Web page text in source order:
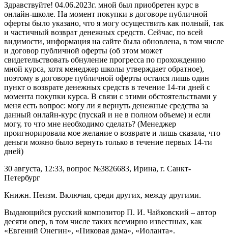
Здравствуйте! 04.06.2023г. мной был приобретен курс в
онлайн-школе. На момент покупки в договоре публичной
оферты было указано, что я могу осуществить как полный, так
и частичный возврат денежных средств. Сейчас, по всей
видимости, информация на сайте была обновлена, в том числе
и договор публичной оферты (об этом может
свидетельствовать обнуление прогресса по прохождению
мной курса, хотя менеджер школы утверждает обратное),
поэтому в договоре публичной оферты остался лишь один
пункт о возврате денежных средств в течение 14-ти дней с
момента покупки курса. В связи с этими обстоятельствами у
меня есть вопрос: могу ли я вернуть денежные средства за
данный онлайн-курс (пускай и не в полном объеме) и если
могу, то что мне необходимо сделать? (Менеджер
проигнорировала мое желание о возврате и лишь сказала, что
деньги можно было вернуть только в течение первых 14-ти
дней)
30 августа, 12:33, вопрос №3826683, Ирина, г. Санкт-
Петербург
Книжн. Неизм. Включая, среди других, между другими.
Выдающийся русский композитор П. И. Чайковский – автор
десяти опер, в том числе таких всемирно известных, как
«Евгений Онегин», «Пиковая дама», «Иоланта».